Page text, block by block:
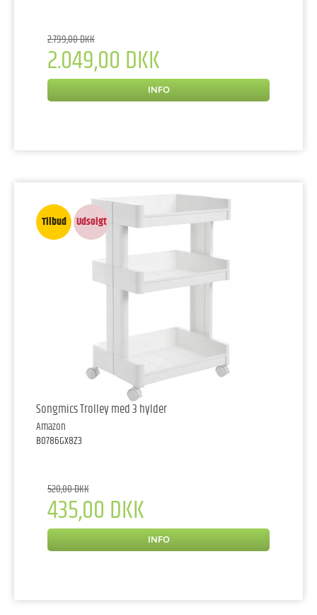
2.799,00 DKK
2.049,00 DKK
INFO
Tilbud Udsolgt
Songmics Trolley med 3 hylder
Amazon
B0786GX8Z3
520,00 DKK
435,00 DKK
INFO